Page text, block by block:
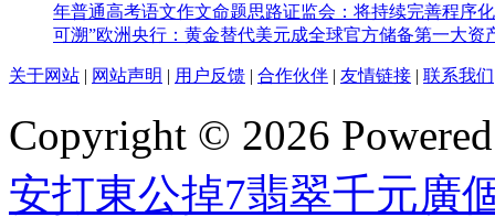
年普通高考语文作文命题思路证监会：将持续完善程序
可溯”欧洲央行：黄金替代美元成全球官方储备第一大资
关于网站 | 网站声明 | 用户反馈 | 合作伙伴 | 友情链接 | 联系我们
Copyright © 2026
安打東公掉7翡翠千元廣